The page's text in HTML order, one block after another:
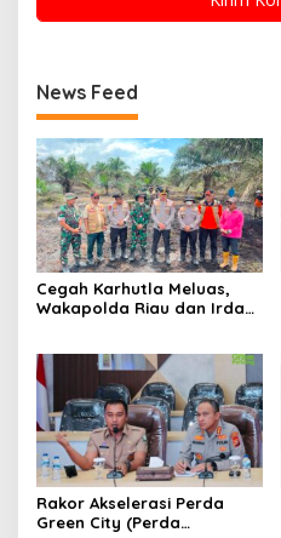
News Feed
Cegah Karhutla Meluas,
Wakapolda Riau dan Irdam
Limau Kapas
Rakor Akselerasi Perda
Green City (Perda